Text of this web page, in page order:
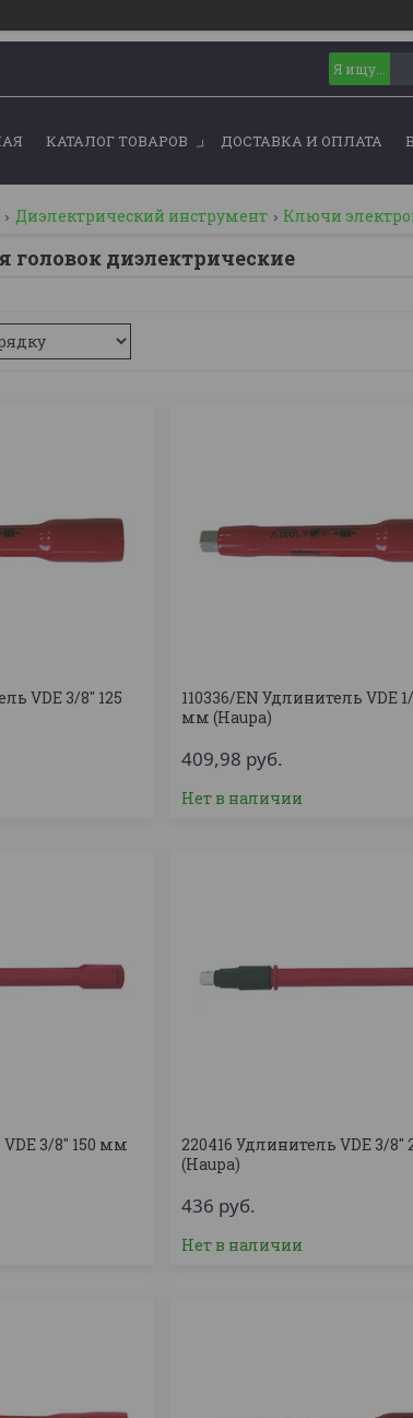
КАТАЛОГ ТОВАРОВ ДОСТАВКА И ОПЛАТА
Диэлектрический инструмент Ключи
головок диэлектрические
VDE 3/8'' 125
110336/EN Удлинитель VDE
мм (Haupa)
409,98 руб.
Нет в наличии
3/8'' 150 мм
220416 Удлинитель VDE 3/
(Haupa)
436 руб.
Нет в наличии